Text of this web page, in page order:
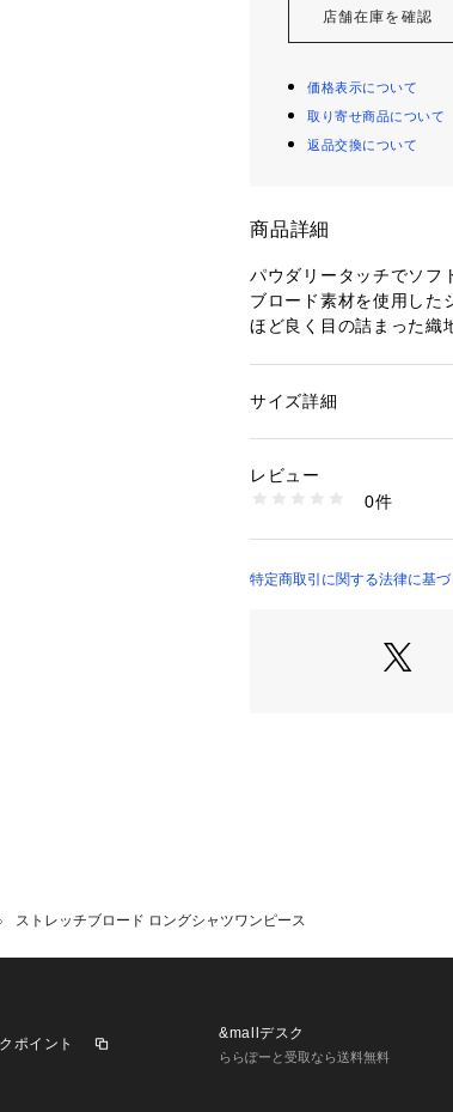
店舗在庫を確認
価格表示について
取り寄せ商品について
返品交換について
商品詳細
パウダリータッチでソフ
ブロード素材を使用した
ほど良く目の詰まった織
シャツ型でクリーンな印
膝下まで届く長めの着丈
かな抜け感をプラス。
アイテムです。
店舗にお問い合わせの際
性別：レディース
洗濯：手洗い、漂白不可、タ
ン仕上げ可、ドライ可、ウエ
い
23069406201 （ショップ）
サイズ詳細
レビュー
0件
特定商取引に関する法律に基
ストレッチブロード ロングシャツワンピース
ポイント
&mallデスク
ららぽーと受取なら送料無料